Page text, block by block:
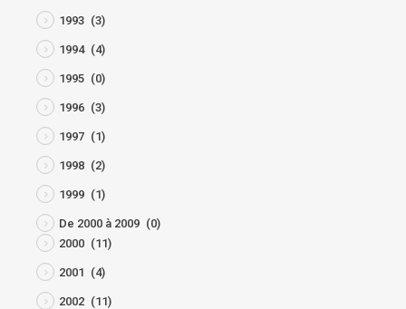
1993 (3)
1994 (4)
1995 (0)
1996 (3)
1997 (1)
1998 (2)
1999 (1)
De 2000 à 2009 (0)
2000 (11)
2001 (4)
2002 (11)